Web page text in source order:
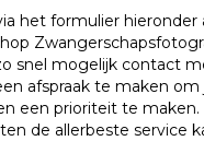
het formulier hieronder
snel mogelijk contact
afspraak te maken om
een prioriteit te maken.
de allerbeste service